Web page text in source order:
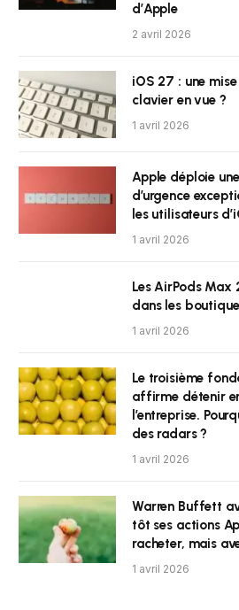
d’Apple
2 avril 2026
iOS 27 : une
clavier en vue ?
1 avril 2026
Apple déploie
d’urgence
les utilisateurs
1 avril 2026
Les AirPods
dans les
1 avril 2026
Le troisième
affirme détenir
l’entreprise.
des radars ?
1 avril 2026
Warren Buffett
tôt ses actions
racheter, mais
1 avril 2026